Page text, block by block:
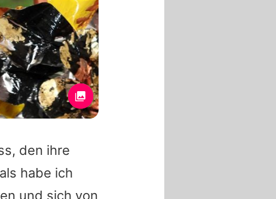
den ihre
habe ich
und sich von